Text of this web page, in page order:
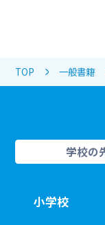
TOP 一般書籍
学校の
小学校